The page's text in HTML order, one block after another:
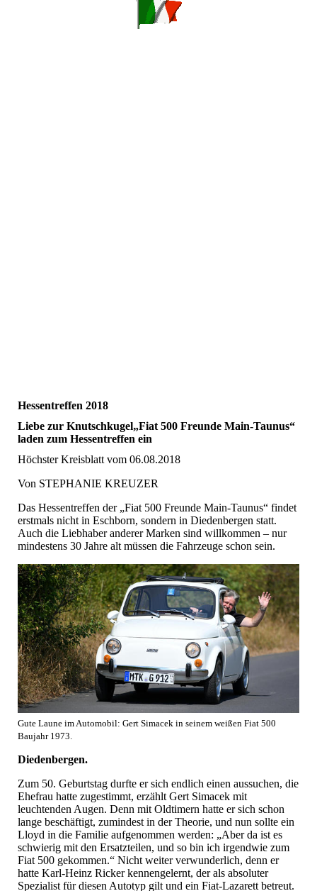
Hessentreffen 2018
Liebe zur Knutschkugel„Fiat 500 Freunde Main-Taunus“
laden zum Hessentreffen ein
Höchster Kreisblatt vom 06.08.2018
Von STEPHANIE KREUZER
Das Hessentreffen der „Fiat 500 Freunde Main-Taunus“ findet
erstmals nicht in Eschborn, sondern in Diedenbergen statt.
Auch die Liebhaber anderer Marken sind willkommen – nur
mindestens 30 Jahre alt müssen die Fahrzeuge schon sein.
Gute Laune im Automobil: Gert Simacek in seinem weißen Fiat 500
Baujahr 1973.
Diedenbergen.
Zum 50. Geburtstag durfte er sich endlich einen aussuchen, die
Ehefrau hatte zugestimmt, erzählt Gert Simacek mit
leuchtenden Augen. Denn mit Oldtimern hatte er sich schon
lange beschäftigt, zumindest in der Theorie, und nun sollte ein
Lloyd in die Familie aufgenommen werden: „Aber da ist es
schwierig mit den Ersatzteilen, und so bin ich irgendwie zum
Fiat 500 gekommen.“ Nicht weiter verwunderlich, denn er
hatte Karl-Heinz Ricker kennengelernt, der als absoluter
Spezialist für diesen Autotyp gilt und ein Fiat-Lazarett betreut.